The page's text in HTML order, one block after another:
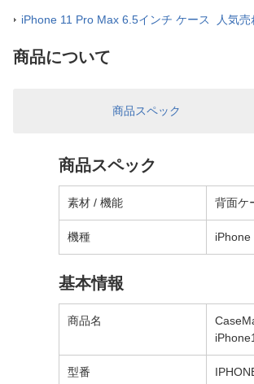
iPhone 11 Pro Max 6.5インチ ケース 人気売
商品について
商品スペック
商品スペック
素材 / 機能 背面ケ
機種 iPhone
基本情報
商品名
型番